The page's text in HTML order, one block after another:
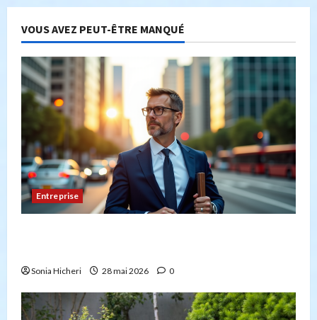
VOUS AVEZ PEUT-ÊTRE MANQUÉ
Entreprise
Sonia Hicheri 28 mai 2026 0